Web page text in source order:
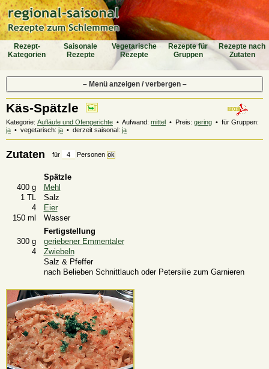
Rezept-
Katego­rien
Saiso­nale
Rezepte
Vegeta­rische
Rezepte
Rezepte für
Gruppen
Rezepte nach
Zutaten
– Menü anzeigen / verbergen –
Käs-Spätzle
Kategorie: Aufläufe und Ofengerichte • Aufwand: mittel • Preis: gering • für Gruppen:
ja • vegetarisch: ja • derzeit saisonal: ja
Zutaten für Personen
Spätzle
400 g
Mehl
1 TL
Salz
4
Eier
150 ml
Wasser
Fertigstellung
300 g
geriebener Emmentaler
4
Zwiebeln
Salz & Pfeffer
nach Belieben Schnittlauch oder Petersilie zum Garnieren